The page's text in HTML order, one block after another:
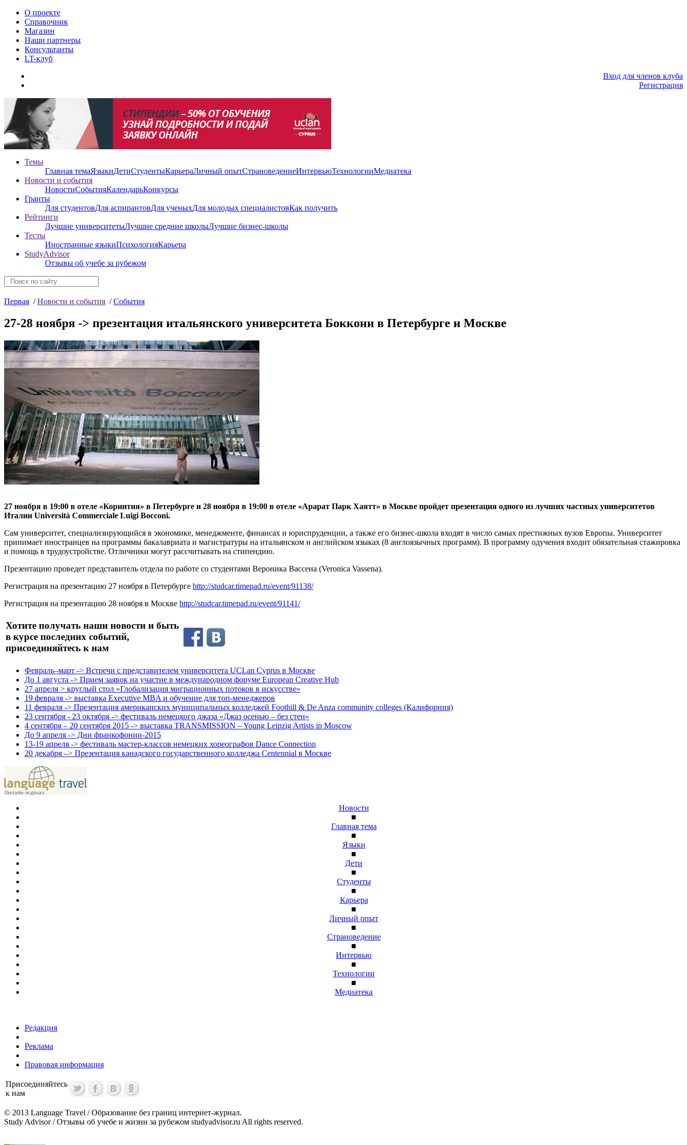
О проекте
Справочник
Магазин
Наши партнеры
Консультанты
LT-клуб
Вход для членов клуба
Регистрация
Темы
Главная темаЯзыкиДетиСтудентыКарьераЛичный опытСтрановедениеИнтервьюТехнологииМедиатека
Новости и события
НовостиСобытияКалендарьКонкурсы
Гранты
Для студентовДля аспирантовДля ученыхДля молодых специалистовКак получить
Рейтинги
Лучшие университетыЛучшие средние школыЛучшие бизнес-школы
Тесты
Иностранные языкиПсихологияКарьера
StudyAdvisor
Отзывы об учебе за рубежом
Первая /Новости и события /События
27-28 ноября -> презентация итальянского университета Боккони в Петербурге и Москве
27 ноября в 19:00 в отеле «Коринтия» в Петербурге и 28 ноября в 19:00 в отеле «Арарат Парк Хаятт» в Москве пройдет презентация одного из лучших частных университетов
Италии Università Commerciale Luigi Bocconi.
Сам университет, специализирующийся в экономике, менеджменте, финансах и юриспруденции, а также его бизнес-школа входят в число самых престижных вузов Европы. Университет
принимает иностранцев на программы бакалавриата и магистратуры на итальянском и английском языках (8 англоязычных программ). В программу одучения входит обязательная стажировка
и помощь в трудоустройстве. Отличники могут рассчитывать на стипендию.
Презентацию проведет представитель отдела по работе со студентами Вероника Вассена (Veronica Vassena).
Регистрация на презентацию 27 ноября в Петербурге http://studcar.timepad.ru/event/91138/
Регистрация на презентацию 28 ноября в Москве http://studcar.timepad.ru/event/91141/
Хотите получать наши новости и быть
в курсе последних событий,
присоединяйтесь к нам
Февраль–март -> Встречи с представителем университета UCLan Cyprus в Москве
До 1 августа -> Прием заявок на участие в международном форуме European Creative Hub
27 апреля > круглый стол «Глобализация миграционных потоков в искусстве»
19 февраля -> выставка Executive MBA и обучение для топ-менеджеров
11 февраля -> Презентация американских муниципальных колледжей Foothill & De Anza community colleges (Калифорния)
23 сентября - 23 октября -> фестиваль немецкого джаза «Джаз осенью – без стен»
4 сентября – 20 сентября 2015 -> выставка TRANSMISSION – Young Leipzig Artists in Moscow
До 9 апреля -> Дни франкофонии-2015
13-19 апреля -> фестиваль мастер-классов немецких хореографов Dance Connection
20 декабря –> Презентация канадского государственного колледжа Centennial в Москве
Новости
■
Главная тема
■
Языки
■
Дети
■
Студенты
■
Карьера
■
Личный опыт
■
Страноведение
■
Интервью
■
Технологии
■
Медиатека
Редакция
Реклама
Правовая информация
Присоединяйтесь
к нам
© 2013 Language Travel / Образование без границ интернет-журнал.
Study Advisor / Отзывы об учебе и жизни за рубежом studyadvisor.ru All rights reserved.